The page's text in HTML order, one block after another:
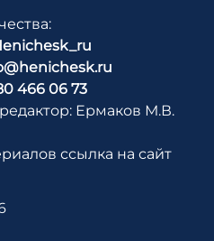
466 06 73
Ермаков М.В.
ссылка на сайт